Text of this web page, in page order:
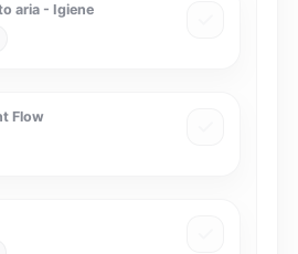
aria - Igiene
Flow